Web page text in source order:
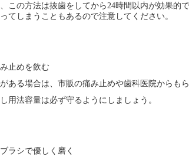
この方法は抜歯をしてから24時間以内が効果的で
てしまうこともあるので注意してください。
止めを飲む
ある場合は、市販の痛み止めや歯科医院からも
用法容量は必ず守るようにしましょう。
ラシで優しく磨く